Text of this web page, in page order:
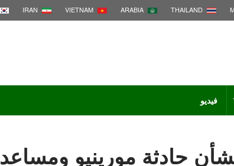
THAILAND
ARABIA
VIETNAM
IRAN
فيديو
بشأن حادثة مورينيو ومساعد